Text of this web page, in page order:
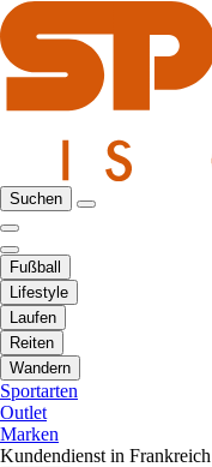
Suchen
Fußball
Lifestyle
Laufen
Reiten
Wandern
Sportarten
Outlet
Marken
Kundendienst in Frankreich